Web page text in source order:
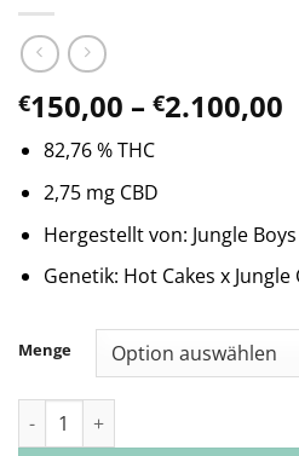
€150,00 – €2.100,00
82,76 % THC
2,75 mg CBD
Hergestellt von: Jungle
Genetik: Hot Cakes x Jungle
Menge
Jungle Boys | Jungle Flame - .5g